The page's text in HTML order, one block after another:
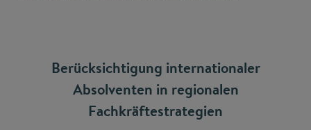
Berücksichtigung internationaler
Absolventen in regionalen
Fachkräftestrategien